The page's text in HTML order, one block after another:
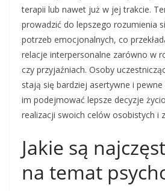
terapii lub nawet już w jej trakcie.
prowadzić do lepszego rozumienia
potrzeb emocjonalnych, co
relacje interpersonalne zarówno w
czy przyjaźniach. Osoby
stają się bardziej asertywne i
im podejmować lepsze decyzje
realizacji swoich celów osobistych i
Jakie są
na temat